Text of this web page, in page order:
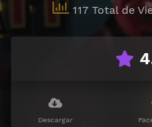
117 Total de
Descargar